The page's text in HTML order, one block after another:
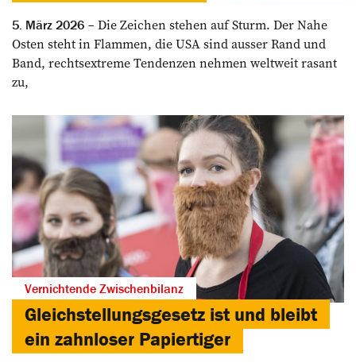
5. März 2026
Die Zeichen stehen auf Sturm. Der Nahe
Osten steht in Flammen, die USA sind ausser Rand und
Band, rechtsextreme Tendenzen nehmen weltweit rasant
zu,
Vernichtende Zwischenbilanz
Gleichstellungsgesetz ist und bleibt
ein zahnloser Papiertiger